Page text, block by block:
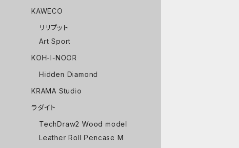
KAWECO
リリプット
Art Sport
KOH-I-NOOR
Hidden Diamond
KRAMA Studio
ラダイト
TechDraw2 Wood model
Leather Roll Pencase M